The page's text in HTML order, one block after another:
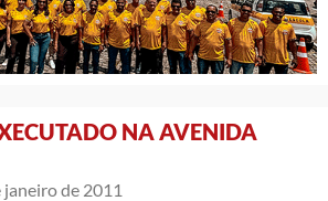
NA AVENIDA
janeiro de 2011